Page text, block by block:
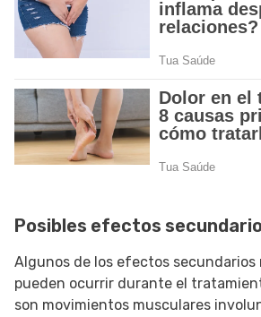
Posibles efectos
Algunos de los efectos secundarios
pueden ocurrir durante el
son movimientos musculares